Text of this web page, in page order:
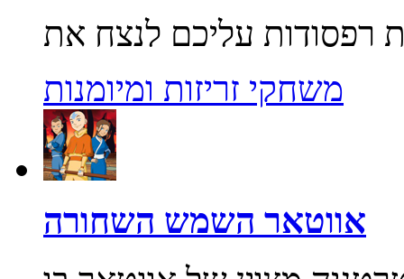
משחקי זריזות ומיומנות
אווטאר השמש השחורה